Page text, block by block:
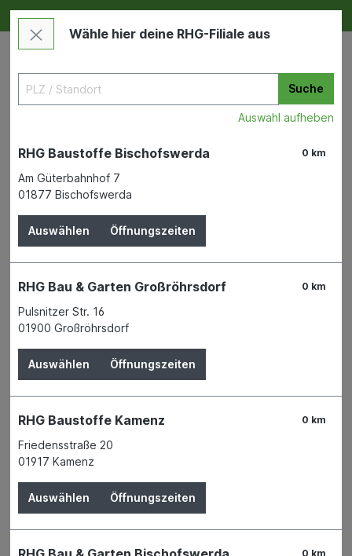
Deine RHG NEU ERLEBEN
Pflaster und Verbundpflaster
Pflaster Altstadt
16,5x16,5x8cm altstadt
Wähle hier deine RHG-Filiale aus
Suche
Auswahl aufheben
0 km
RHG Baustoffe Bischofswerda
Am Güterbahnhof 7
01877 Bischofswerda
Auswählen Öffnungszeiten
0 km
RHG Bau & Garten Großröhrsdorf
Pulsnitzer Str. 16
01900 Großröhrsdorf
Auswählen Öffnungszeiten
0 km
RHG Baustoffe Kamenz
Friedensstraße 20
01917 Kamenz
Auswählen Öffnungszeiten
0 km